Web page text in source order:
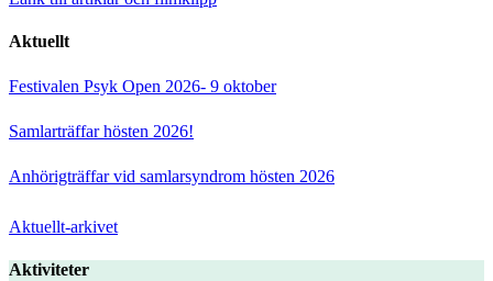
Aktuellt
Festivalen Psyk Open 2026- 9 oktober
Samlarträffar hösten 2026!
Anhörigträffar vid samlarsyndrom hösten 2026
Aktuellt-arkivet
Aktiviteter